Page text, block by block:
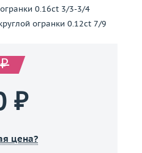
0.16ct 3/3-3/4
огранки 0.12ct 7/9
₽
₽
цена?